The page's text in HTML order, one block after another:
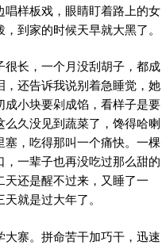
样板戏，眼睛盯着路上的女
到家的时候天早就大黑了。
长，一个月没刮胡子，都成
还告诉我说别着急睡觉，她
小块要剁成馅，看样子是要
久没见到蔬菜了，馋得哈喇
，吃得那叫一个痛快。一棵
一辈子也再没吃过那么甜的
还是醒不过来，又睡了一
就是过大年了。
寨。拼命苦干加巧干，迅速